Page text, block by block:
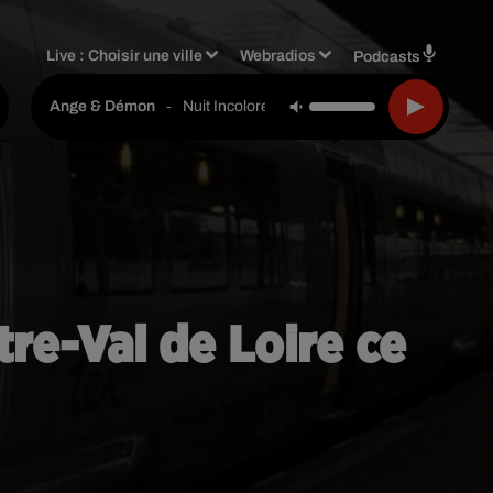
Live :Choisir une ville Webradios Podcasts
Ange & Démon - Nuit Incolore
Val de Loire ce